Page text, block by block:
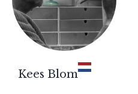
Kees Blom